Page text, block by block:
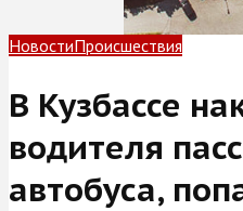
НовостиПроисшествия
В Кузбассе
водителя
автобуса,